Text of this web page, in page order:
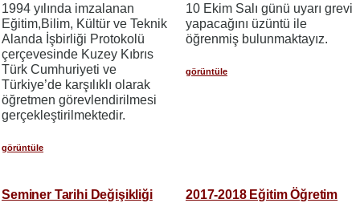
1994 yılında imzalanan
Eğitim,Bilim, Kültür ve Teknik
Alanda İşbirliği Protokolü
çerçevesinde Kuzey Kıbrıs
Türk Cumhuriyeti ve
Türkiye’de karşılıklı olarak
öğretmen görevlendirilmesi
gerçekleştirilmektedir.
görüntüle
10 Ekim Salı günü uyarı grevi
yapacağını üzüntü ile
öğrenmiş bulunmaktayız.
görüntüle
Seminer Tarihi Değişikliği
2017-2018 Eğitim Öğretim